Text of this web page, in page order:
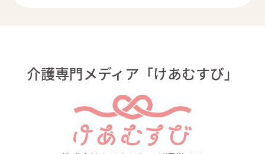
介護専門メディア「けあむすび」